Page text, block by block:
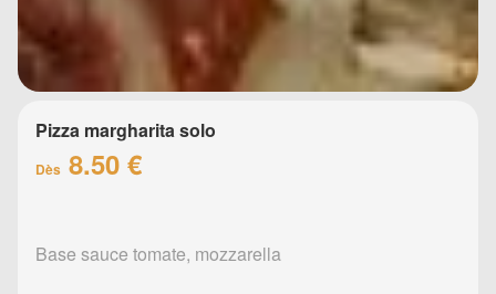
Pizza margharita solo
Dès 8.50 €
Base sauce tomate, mozzarella